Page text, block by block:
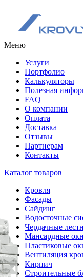
Меню
Услуги
Портфолио
Калькуляторы
Полезная
FAQ
О компании
Оплата
Доставка
Отзывы
Партнерам
Контакты
Каталог товаров
Кровля
Фасады
Сайдинг
Водосточные
Чердачные
Мансардные
Пластиковые
Вентиляция
Кирпич
Строительные